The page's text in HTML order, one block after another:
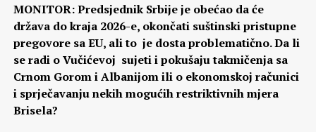
MONITOR: Predsjednik Srbije je obećao da će
država do kraja 2026-e, okončati suštinski pristupne
pregovore sa EU, ali to je dosta problematično. Da li
se radi o Vučićevoj sujeti i pokušaju takmičenja sa
Crnom Gorom i Albanijom ili o ekonomskoj računici
i sprječavanju nekih mogućih restriktivnih mjera
Brisela?